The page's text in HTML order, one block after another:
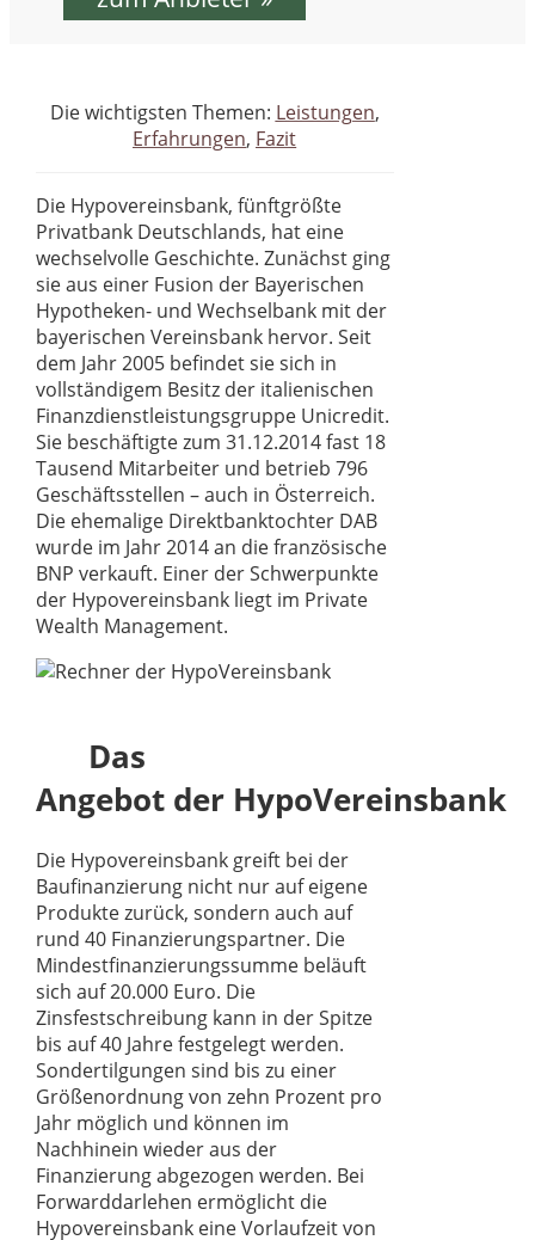
Die wichtigsten Themen: Leistungen,
Erfahrungen, Fazit
Die Hypovereinsbank, fünftgrößte
Privatbank Deutschlands, hat eine
wechselvolle Geschichte. Zunächst ging
sie aus einer Fusion der Bayerischen
Hypotheken- und Wechselbank mit der
bayerischen Vereinsbank hervor. Seit
dem Jahr 2005 befindet sie sich in
vollständigem Besitz der italienischen
Finanzdienstleistungsgruppe Unicredit.
Sie beschäftigte zum 31.12.2014 fast 18
Tausend Mitarbeiter und betrieb 796
Geschäftsstellen – auch in Österreich.
Die ehemalige Direktbanktochter DAB
wurde im Jahr 2014 an die französische
BNP verkauft. Einer der Schwerpunkte
der Hypovereinsbank liegt im Private
Wealth Management.
Das
Angebot der HypoVereinsbank
Die Hypovereinsbank greift bei der
Baufinanzierung nicht nur auf eigene
Produkte zurück, sondern auch auf
rund 40 Finanzierungspartner. Die
Mindestfinanzierungssumme beläuft
sich auf 20.000 Euro. Die
Zinsfestschreibung kann in der Spitze
bis auf 40 Jahre festgelegt werden.
Sondertilgungen sind bis zu einer
Größenordnung von zehn Prozent pro
Jahr möglich und können im
Nachhinein wieder aus der
Finanzierung abgezogen werden. Bei
Forwarddarlehen ermöglicht die
Hypovereinsbank eine Vorlaufzeit von